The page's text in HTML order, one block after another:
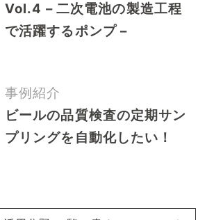
Vol.4 – 二次電池の製造工程
で活躍するポンプ –
事例紹介
ビールの品質検査の定期サン
プリングを自動化したい！